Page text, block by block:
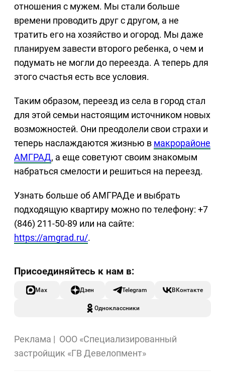
отношения с мужем. Мы стали больше
времени проводить друг с другом, а не
тратить его на хозяйство и огород. Мы даже
планируем завести второго ребенка, о чем и
подумать не могли до переезда. А теперь для
этого счастья есть все условия.
Таким образом, переезд из села в город стал
для этой семьи настоящим источником новых
возможностей. Они преодолели свои страхи и
теперь наслаждаются жизнью в макрорайоне
АМГРАД, а еще советуют своим знакомым
набраться смелости и решиться на переезд.
Узнать больше об АМГРАДе и выбрать
подходящую квартиру можно по телефону: +7
(846) 211-50-89 или на сайте:
https://amgrad.ru/.
Max Дзен Telegram ВКонтакте
Одноклассники
Реклама | ООО «Специализированный
застройщик «ГВ Девелопмент»